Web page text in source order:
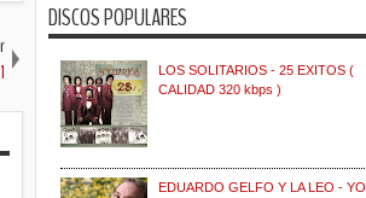
DISCOS POPULARES
LOS SOLITARIOS - 25 EXITOS (
CALIDAD 320 kbps )
EDUARDO GELFO Y LA LEO - YO